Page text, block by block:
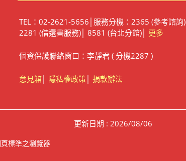
TEL：02-2621-5656│服務分機：2365 (參考諮詢)│
2281 (借還書服務)│ 8581 (台北分館)│ 更多
個資保護聯絡窗口：李靜君 ( 分機2287 )
意見箱│ 隱私權政策│ 捐款辦法
更新日期 : 2026/08/06
標準之瀏覽器